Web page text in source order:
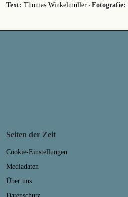
Text: Thomas Winkelmüller · Fotografie:
Seiten der Zeit
Cookie-Einstellungen
Mediadaten
Über uns